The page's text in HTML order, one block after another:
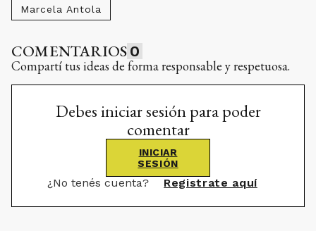
Marcela Antola
COMENTARIOS 0
Compartí tus ideas de forma responsable y respetuosa.
Debes iniciar sesión para poder
comentar
INICIAR
SESIÓN
¿No tenés cuenta? Registrate aquí